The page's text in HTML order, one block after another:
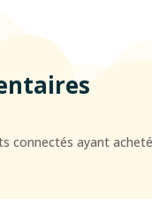
connectés ayant